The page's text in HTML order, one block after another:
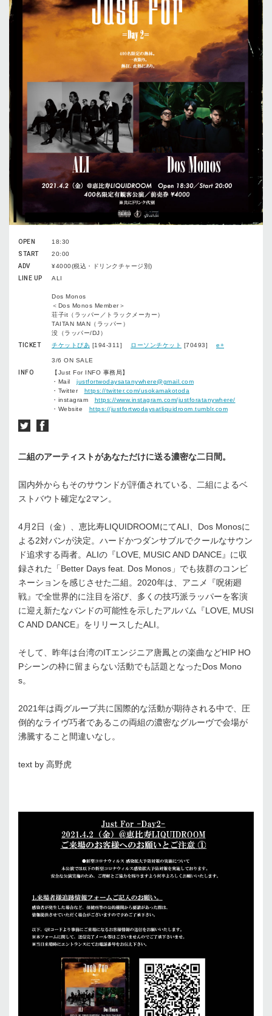
OPEN
18:30
START
20:00
ADV
¥4000(税込・ドリンクチャージ別)
LINE UP
ALI
Dos Monos
＜Dos Monos Member＞
荘子it（ラッパー／トラックメーカー）
TAITAN MAN（ラッパー）
没（ラッパー/DJ）
TICKET
チケットぴあ [194-311] ローソンチケット [70493] e+
3/6 ON SALE
INFO
【Just For INFO 事務局】
・Mail justfortwodaysatanywhere@gmail.com
・Twitter https://twitter.com/usokamakotoda
・instagram https://www.instagram.com/justforatanywhere/
・Website https://justfortwodaysatliquidroom.tumblr.com
二組のアーティストがあなただけに送る濃密な二日間。
国内外からもそのサウンドが評価されている、二組によるベ
ストバウト確定な2マン。
4月2日（金）、恵比寿LIQUIDROOMにてALI、Dos Monosに
よる2対バンが決定。ハードかつダンサブルでクールなサウン
ド追求する両者。ALIの『LOVE, MUSIC AND DANCE』に収
録された「Better Days feat. Dos Monos」でも抜群のコンビ
ネーションを感じさせた二組。2020年は、アニメ『呪術廻
戦』で全世界的に注目を浴び、多くの技巧派ラッパーを客演
に迎え新たなバンドの可能性を示したアルバム『LOVE, MUSI
C AND DANCE』をリリースしたALI。
そして、昨年は台湾のITエンジニア唐鳳との楽曲などHIP HO
Pシーンの枠に留まらない活動でも話題となったDos Mono
s。
2021年は両グループ共に国際的な活動が期待される中で、圧
倒的なライヴ巧者であるこの両組の濃密なグルーヴで会場が
沸騰すること間違いなし。
text by 高野虎